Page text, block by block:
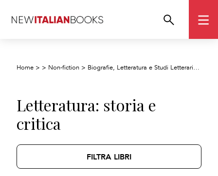
Home > > Non-fiction > Biografie, Letteratura e Studi Letterari>
Letteratura: storia e
critica
FILTRA LIBRI